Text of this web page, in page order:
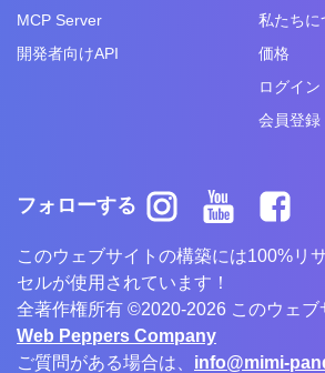
MCP Server
開発者向けAPI
私たちに
価格
ログイン
会員登録
フォローする
このウェブサイトの構築には100%リ
セルが使用されています！
全著作権所有 ©2020-2026 このウェブ
Web Peppers Company
ご質問がある場合は、 info@mimi-